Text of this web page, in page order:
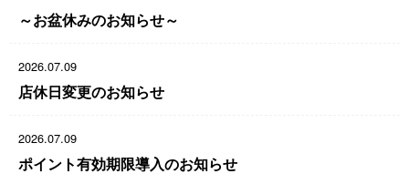
～お盆休みのお知らせ～
2026.07.09
店休日変更のお知らせ
2026.07.09
ポイント有効期限導入のお知らせ